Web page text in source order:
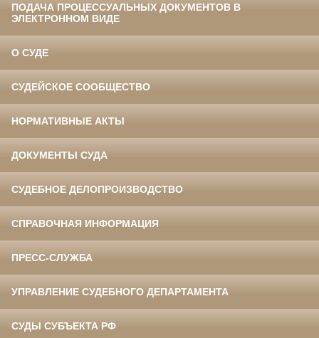
ПОДАЧА ПРОЦЕССУАЛЬНЫХ ДОКУМЕНТОВ В
ЭЛЕКТРОННОМ ВИДЕ
О СУДЕ
СУДЕЙСКОЕ СООБЩЕСТВО
НОРМАТИВНЫЕ АКТЫ
ДОКУМЕНТЫ СУДА
СУДЕБНОЕ ДЕЛОПРОИЗВОДСТВО
СПРАВОЧНАЯ ИНФОРМАЦИЯ
ПРЕСС-СЛУЖБА
УПРАВЛЕНИЕ СУДЕБНОГО ДЕПАРТАМЕНТА
СУДЫ СУБЪЕКТА РФ